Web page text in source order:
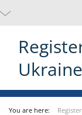
Ukraine
You are here: